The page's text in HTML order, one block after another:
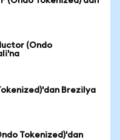
(Ondo
Brezilya
Tokenized)'dan